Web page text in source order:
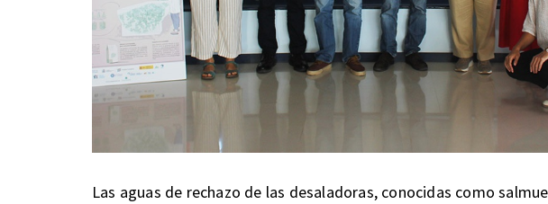
Las aguas de rechazo de las desaladoras, conocidas como